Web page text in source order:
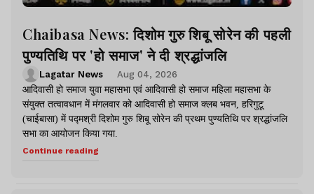
Chaibasa News: दिशोम गुरु शिबू सोरेन की पहली
पुण्यतिथि पर 'हो समाज' ने दी श्रद्धांजलि
Lagatar News
Aug 04, 2026
आदिवासी हो समाज युवा महासभा एवं आदिवासी हो समाज महिला महासभा के
संयुक्त तत्वावधान में मंगलवार को आदिवासी हो समाज क्लब भवन, हरिगुटू
(चाईबासा) में पद्मश्री दिशोम गुरु शिबू सोरेन की प्रथम पुण्यतिथि पर श्रद्धांजलि
सभा का आयोजन किया गया.
Continue reading